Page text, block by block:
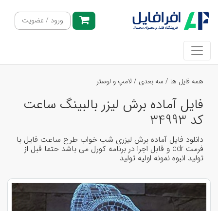
ورود / عضویت
همه فایل ها / سه بعدی / لامپ و لوستر
فایل آماده برش لیزر بالبینگ ساعت
کد 34993
دانلود فایل آماده برش لیزری شب خواب طرح ساعت فایل با
فرمت cdr و قابل اجرا در برنامه کورل می باشد حتما قبل از
تولید انبوه نمونه اولیه تولید